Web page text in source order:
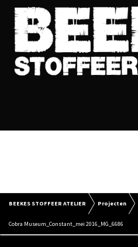
BEEKES STOFFEER ATELIER Projecten
Cobra Museum_Constant_mei 2016_MG_6686